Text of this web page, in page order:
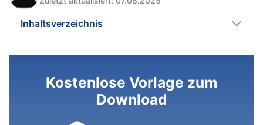
Inhaltsverzeichnis
Kostenlose Vorlage zum
Download